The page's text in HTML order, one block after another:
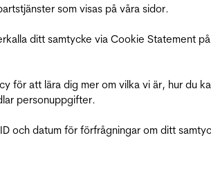
som visas på våra sidor.
ditt samtycke via Cookie Statement
för att lära dig mer om vilka vi är, hur du
personuppgifter.
och datum för förfrågningar om ditt